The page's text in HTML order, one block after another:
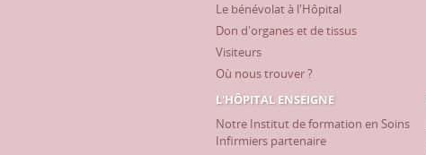
Le bénévolat à l'Hôpital
Don d'organes et de tissus
Visiteurs
Où nous trouver ?
L'HÔPITAL ENSEIGNE
Notre Institut de formation en Soins
Infirmiers partenaire